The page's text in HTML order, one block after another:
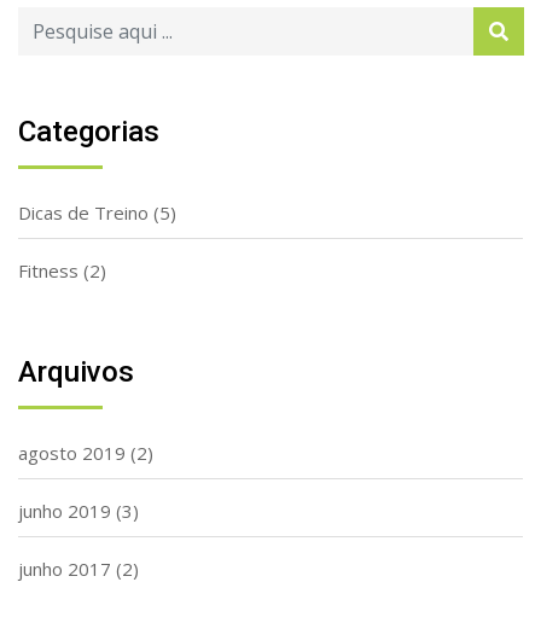
Categorias
Dicas de Treino (5)
Fitness (2)
Arquivos
agosto 2019 (2)
junho 2019 (3)
junho 2017 (2)